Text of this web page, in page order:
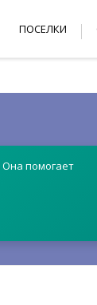
ПОСЕЛКИ
Она помогает